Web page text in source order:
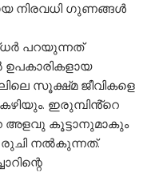
നിരവധി ഗുണങ്ങൾ
പറയുന്നത്
ഉപകാരികളായ
സൂക്ഷ്‌മ ജീവികളെ
ഇരുമ്പിൻ്റെ
അളവു കൂട്ടാനുമാകും
രുചി നൽകുന്നത്.